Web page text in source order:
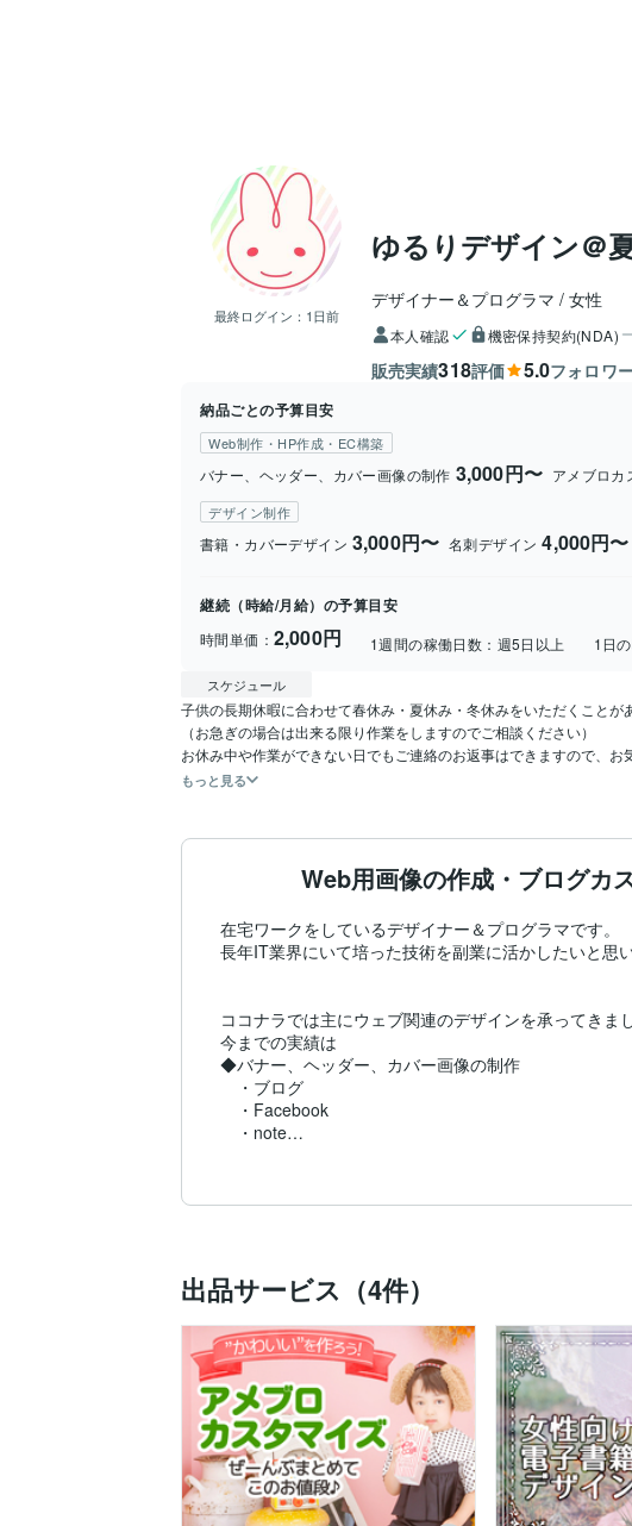
最終ログイン： 1日前
ゆるりデザイン＠
デザイナー＆プログラマ 女性
本人確認 機密保持契約(NDA)
販売実績318評価 5.0フォロワ
納品ごとの予算目安
Web制作・HP作成・EC構築
バナー、ヘッダー、カバー画像の制作 3,000円〜 アメブロカ
デザイン制作
書籍・カバーデザイン 3,000円〜 名刺デザイン 4,000円〜
継続（時給/月給）の予算目安
時間単価： 2,000円 1週間の稼働日数： 週5日以上 1日
スケジュール
子供の長期休暇に合わせて春休み・夏休み・冬休みをいただくことが
（お急ぎの場合は出来る限り作業をしますのでご相談ください）
お休み中や作業ができない日でもご連絡のお返事はできますので、お
もっと見る
Web用画像の作成・ブログカ
在宅ワークをしているデザイナー＆プログラマです。
長年IT業界にいて培った技術を副業に活かしたいと思い
ココナラでは主にウェブ関連のデザインを承ってきまし
今までの実績は
◆バナー、ヘッダー、カバー画像の制作
・ブログ
・Facebook
・note
・リザーブストック
・YouTube
など
◆アメーバブログのカスタマイズ
◆オンラインショップのデザイン
◆ランディングページのデザイン
◆Instagramの広告デザイン
◆YouTubeのチャンネルアートの制作
◆LINEリッチメニューの制作
などなど。
出品サービス（4件）